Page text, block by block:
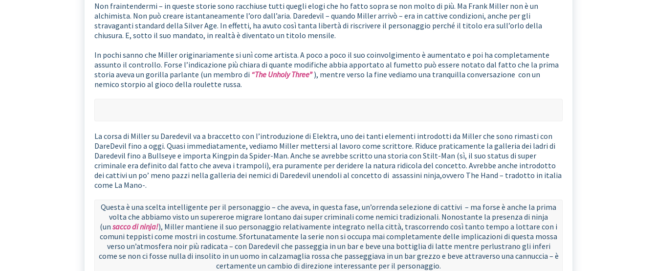
Non fraintendermi – in queste storie sono racchiuse tutti quegli elogi che ho fatto sopra se non molto di più. Ma Frank Miller non è un
alchimista. Non può creare istantaneamente l’oro dall’aria. Daredevil – quando Miller arrivò – era in cattive condizioni, anche per gli
stravaganti standard della Silver Age. In effetti, ha avuto così tanta libertà di riscrivere il personaggio perché il titolo era sull’orlo della
chiusura. E, sotto il suo mandato, in realtà è diventato un titolo mensile.
In pochi sanno che Miller originariamente si unì come artista. A poco a poco il suo coinvolgimento è aumentato e poi ha completamente
assunto il controllo. Forse l’indicazione più chiara di quante modifiche abbia apportato al fumetto può essere notato dal fatto che la prima
storia aveva un gorilla parlante (un membro di “The Unholy Three”), mentre verso la fine vediamo una tranquilla conversazione con un
nemico storpio al gioco della roulette russa.
La corsa di Miller su Daredevil va a braccetto con l’introduzione di Elektra, uno dei tanti elementi introdotti da Miller che sono rimasti con
DareDevil fino a oggi. Quasi immediatamente, vediamo Miller mettersi al lavoro come scrittore. Riduce praticamente la galleria dei ladri di
Daredevil fino a Bullseye e importa Kingpin da Spider-Man. Anche se avrebbe scritto una storia con Stilt-Man (sì, il suo status di super
criminale era definito dal fatto che aveva i trampoli), era puramente per deridere la natura ridicola del concetto. Avrebbe anche introdotto
dei cattivi un po’ meno pazzi nella galleria dei nemici di Daredevil unendoli al concetto di assassini ninja,ovvero The Hand – tradotto in italia
come La Mano-.
Questa è una scelta intelligente per il personaggio – che aveva, in questa fase, un’orrenda selezione di cattivi – ma forse è anche la prima
volta che abbiamo visto un supereroe migrare lontano dai super criminali come nemici tradizionali. Nonostante la presenza di ninja
(un sacco di ninja!), Miller mantiene il suo personaggio relativamente integrato nella città, trascorrendo così tanto tempo a lottare con i
comuni teppisti come mostri in costume. Sfortunatamente la serie non si occupa mai completamente delle implicazioni di questa mossa
verso un’atmosfera noir più radicata – con Daredevil che passeggia in un bar e beve una bottiglia di latte mentre perlustrano gli inferi
come se non ci fosse nulla di insolito in un uomo in calzamaglia rossa che passeggiava in un bar grezzo e beve attraverso una cannuccia – è
certamente un cambio di direzione interessante per il personaggio.